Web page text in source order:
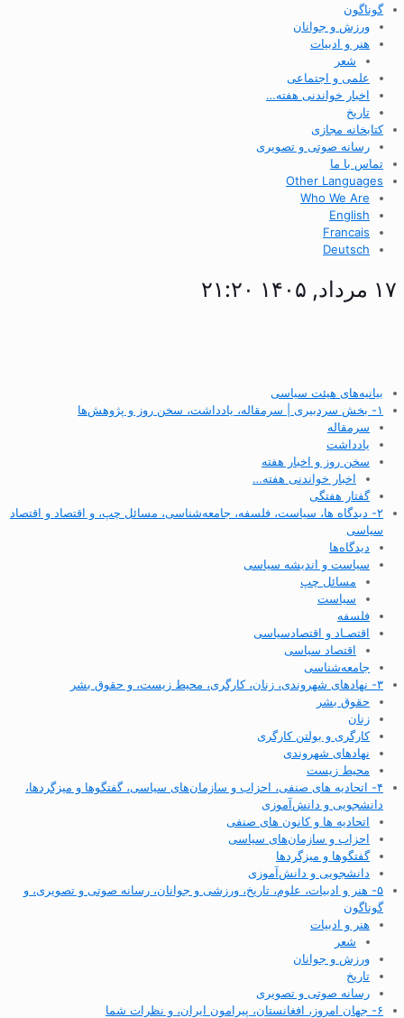
گوناگون
ورزش و جوانان
هنر و ادبیات
شعر
علمی و اجتماعی
اخبار خواندنی هفته…
تاریخ
کتابخانه مجازی
رسانه صوتی و تصویری
تماس با ما
Other Languages
Who We Are
English
Francais
Deutsch
۱۷ مرداد, ۱۴۰۵ ۲۱:۲۰
بیانیه‌های هیئت سیاسی
۱- بخش سردبیری | سرمقاله، یادداشت، سخن روز و پژوهش‌ها
سرمقاله
یادداشت
سخن روز و اخبار هفته
اخبار خواندنی هفته…
گفتار هفتگی
۲- دیدگاه ها، سیاست، فلسفه، جامعه‌شناسی، مسائل چپ، و اقتصاد و اقتصاد
سیاسی
دیدگاه‌ها
سیاست و اندیشه سیاسی
مسائل چپ
سیاست
فلسفه
اقتصـاد و اقتصاد‌سیاسی
اقتصاد سیاسی
جامعه‌شناسی
۳- نهادهای شهروندی، زنان، کارگری، محیط زیست، و حقوق بشر
حقوق بشر
زنان
کارگری و بولتن کارگری
نهادهای شهروندی
محیط زیست
۴- اتحادیه های صنفی، احزاب و سازمان‌های سیاسی، گفتگوها و میزگردها،
دانشجویی و دانش‌آموزی
اتحادیه ها و کانون های صنفی
احزاب و سازمان‌های سیاسی
گفتگوها و میزگردها
دانشجویی و دانش‌آموزی
۵- هنر و ادبیات، علوم، تاریخ، ورزشی و جوانان، رسانه صوتی و تصویری، و
گوناگون
هنر و ادبیات
شعر
ورزش و جوانان
تاریخ
رسانه صوتی و تصویری
۶- جهان امروز، افغانستان، پیرامون ایران، و نظرات شما